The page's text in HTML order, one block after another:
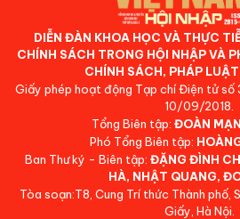
DIỄN ĐÀN KHOA HỌC VÀ THỰC
CHÍNH SÁCH TRONG HỘI NHẬP VÀ
CHÍNH SÁCH, PHÁP
Giấy phép hoạt động Tạp chí Điện tử
10/09/2018.
Tổng Biên tập: ĐOÀN
Phó Tổng Biên tập:
Ban Thư ký - Biên tập: ĐẶNG ĐÌNH
HÀ, NHẬT QUANG,
Tòa soạn:T8, Cung Trí thức Thành phố,
Giấy, Hà Nội.